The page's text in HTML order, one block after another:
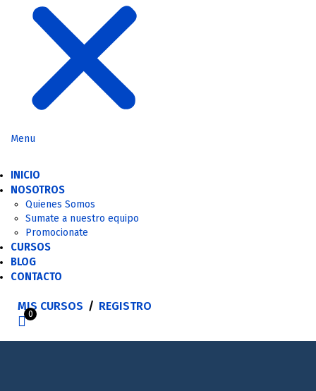
Menu
INICIO
NOSOTROS
Quienes Somos
Sumate a nuestro equipo
Promocionate
CURSOS
BLOG
CONTACTO
MIS CURSOS / REGISTRO
0